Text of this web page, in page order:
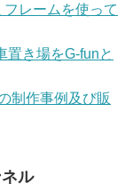
レームを使って
置き場をG-funと
制作事例及び販
ル